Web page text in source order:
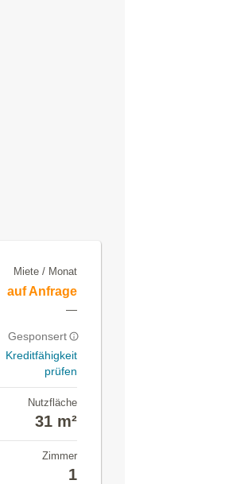
Miete / Monat
auf Anfrage
—
Gesponsert
Kreditfähigkeit
prüfen
Nutzfläche
31 m²
Zimmer
1